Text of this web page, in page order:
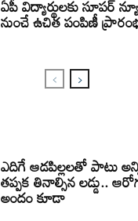
ఏపీ విద్యార్థులకు సూపర్
నుంచే ఉచిత పంపిణీ
ఎదిగే ఆడపిల్లలతో పాటు
తప్పక తినాల్సిన లడ్డు..
అందం కూడా